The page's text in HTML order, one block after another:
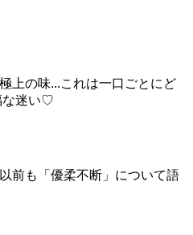
上の味...これは一口ごとにど
な迷い♡
前も「優柔不断」について語